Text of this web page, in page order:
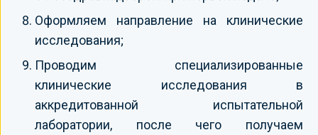
Оформляем направление на клинические
исследования;
Проводим специализированные
клинические исследования в
аккредитованной испытательной
лаборатории, после чего получаем